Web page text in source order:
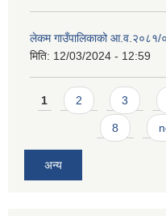
लेकम गाउँपालिकाको
मिति: 12/03/2024 - 12:59
Pages
1 2 3
8
अन्य